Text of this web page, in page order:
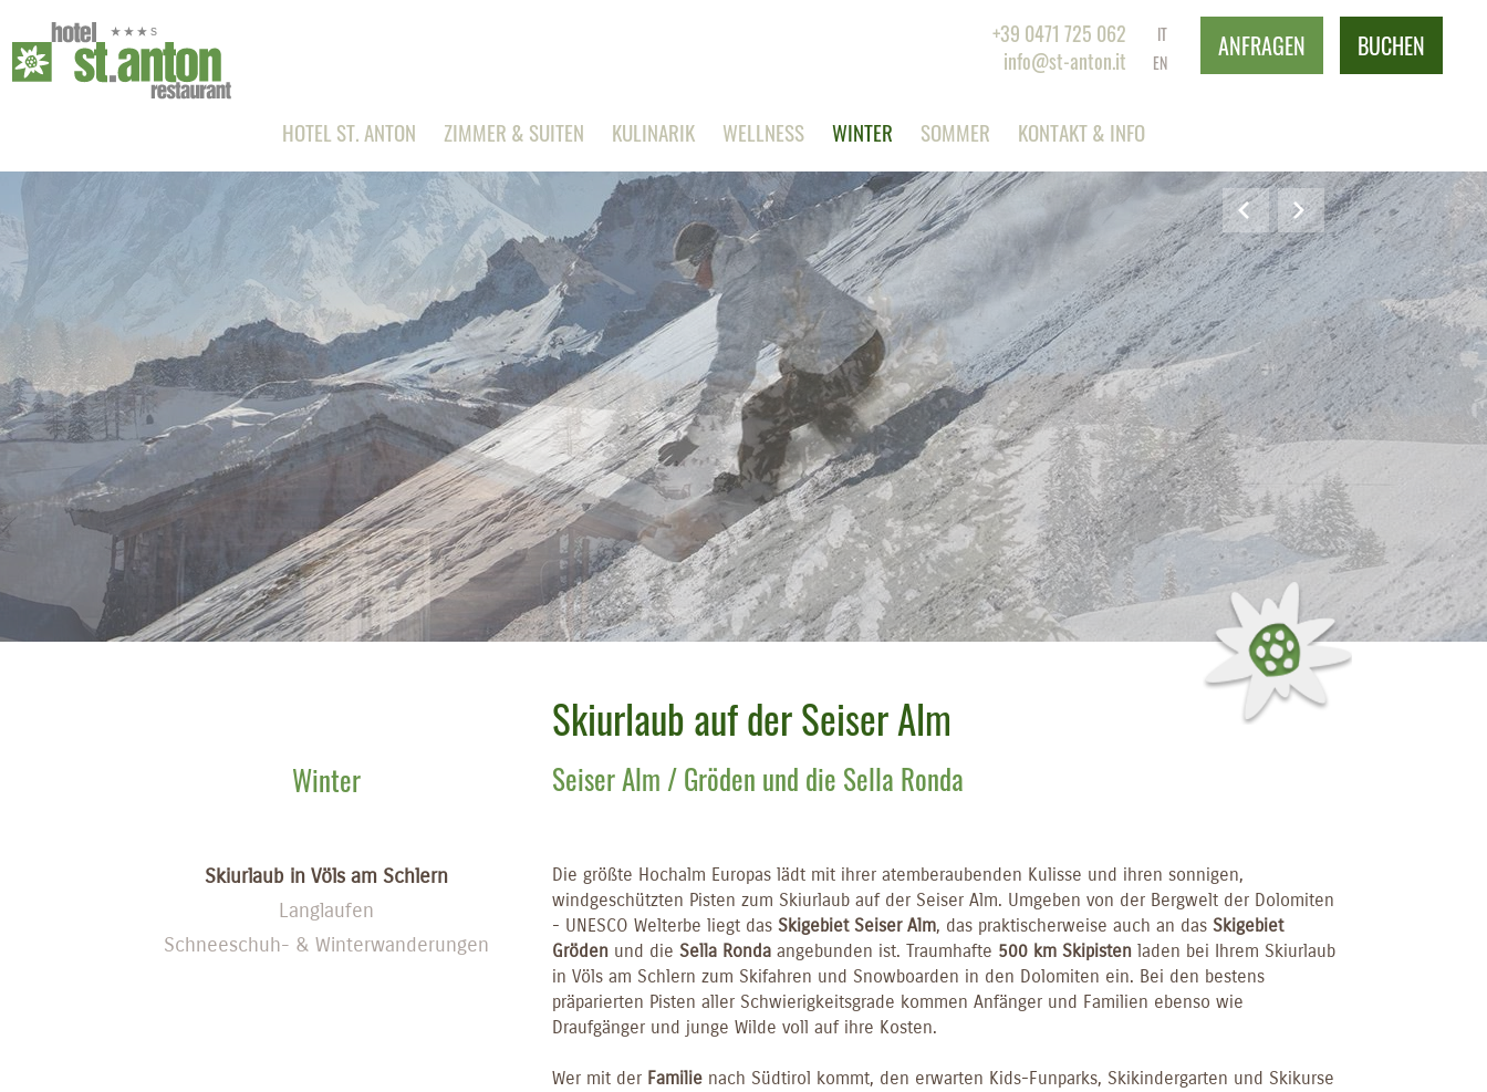
HOTEL ST. ANTON ZIMMER & SUITEN KULINARIK WELLNESS WINTER SOMMER KONTAKT & INFO
ANFRAGEN BUCHEN
+39 0471 725 062
info@st-anton.it
IT
EN
Skiurlaub auf der Seiser Alm
Seiser Alm / Gröden und die Sella Ronda
Die größte Hochalm Europas lädt mit ihrer atemberaubenden Kulisse und ihren sonnigen,
windgeschützten Pisten zum Skiurlaub auf der Seiser Alm. Umgeben von der Bergwelt der Dolomiten
- UNESCO Welterbe liegt das Skigebiet Seiser Alm, das praktischerweise auch an das Skigebiet
Grödenund die Sella Rondaangebunden ist. Traumhafte 500 km Skipistenladen bei Ihrem Skiurlaub
in Völs am Schlern zum Skifahren und Snowboarden in den Dolomiten ein. Bei den bestens
präparierten Pisten aller Schwierigkeitsgrade kommen Anfänger und Familien ebenso wie
Draufgänger und junge Wilde voll auf ihre Kosten.
Wer mit der Familie nach Südtirol kommt, den erwarten Kids-Funparks, Skikindergarten und Skikurse
Winter
Skiurlaub in Völs am Schlern
Langlaufen
Schneeschuh- & Winterwanderungen